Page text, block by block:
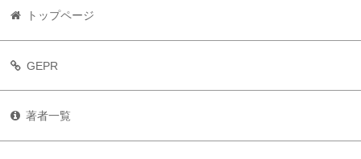
トップページ
GEPR
著者一覧